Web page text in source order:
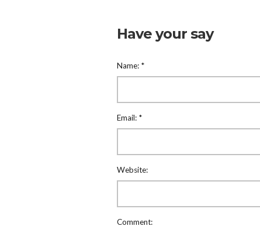
Have your say
Name: *
Email: *
Website:
Comment: